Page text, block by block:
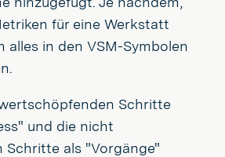
für eine Werkstatt
alles in den VSM-Symbolen
Schritte
und die nicht
als "Vorgänge"